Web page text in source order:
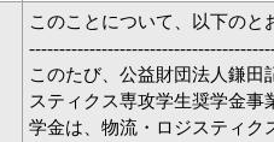
このことについて、以下の
このたび、公益財団法人鎌田
スティクス専攻学生奨学金
学金は、物流・ロジスティク